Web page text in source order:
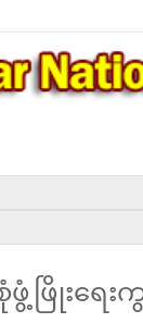
ဖွံ့ဖြိုးရေး